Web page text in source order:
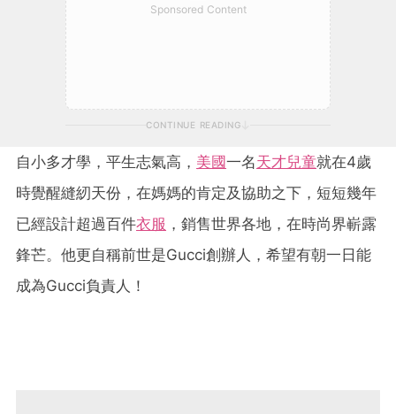
Sponsored Content
CONTINUE READING
自小多才學，平生志氣高， 美國一名天才兒童就在4歲
時覺醒縫紉天份，在媽媽的肯定及協助之下，短短幾年
已經設計超過百件衣服 ，銷售世界各地，在時尚界嶄露
鋒芒。他更自稱前世是Gucci創辦人，希望有朝一日能
成為Gucci負責人！